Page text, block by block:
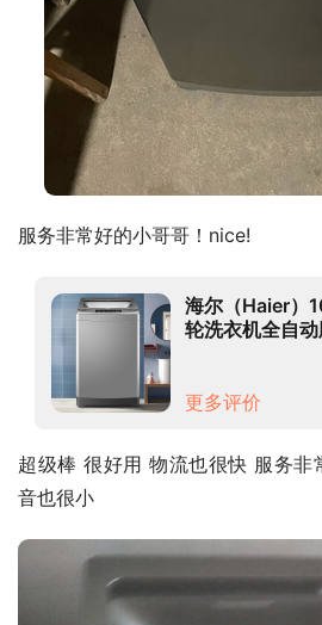
服务非常好的小哥哥！nice!
海尔（Haier）
轮洗衣机全自
更多评价
超级棒 很好用 物流也很快 服务非
音也很小